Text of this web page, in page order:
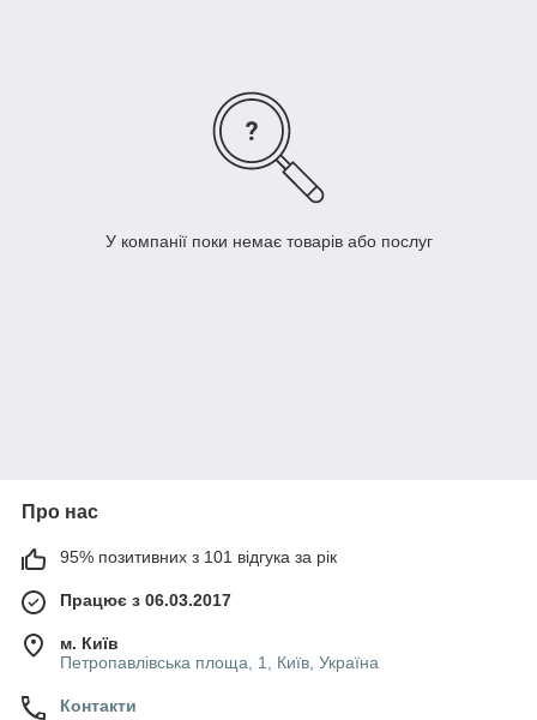
У компанії поки немає товарів або послуг
Про нас
95% позитивних з 101 відгука за рік
Працює з 06.03.2017
м. Київ
Петропавлівська площа, 1, Київ, Україна
Контакти